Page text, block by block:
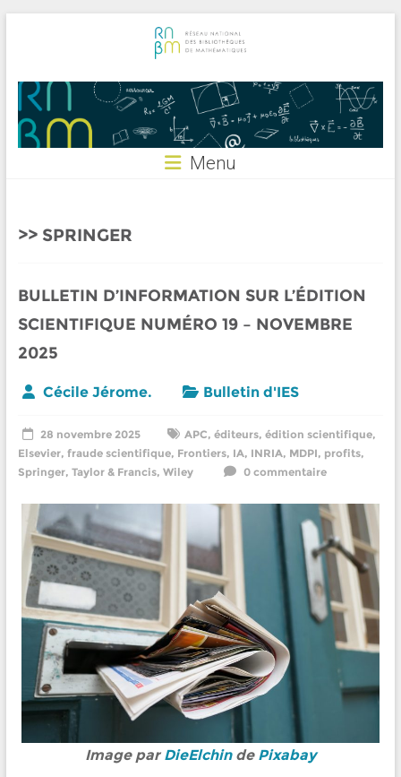
RNBM
Menu
SPRINGER
BULLETIN D’INFORMATION SUR L’ÉDITION
SCIENTIFIQUE NUMÉRO 19 – NOVEMBRE
2025
Cécile Jérome. Bulletin d'IES
28 novembre 2025 APC, éditeurs, édition scientifique,
Elsevier, fraude scientifique, Frontiers, IA, INRIA, MDPI, profits,
Springer, Taylor & Francis, Wiley 0 commentaire
Image par DieElchinde Pixabay